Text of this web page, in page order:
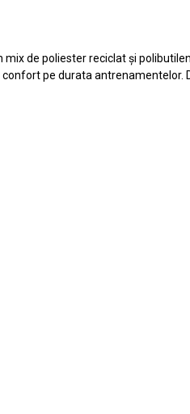
de poliester reciclat și
pe durata antrenamentelor.